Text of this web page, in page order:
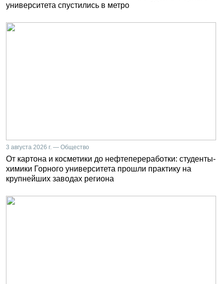
университета спустились в метро
3 августа 2026 г. — Общество
От картона и косметики до нефтепереработки: студенты-
химики Горного университета прошли практику на
крупнейших заводах региона